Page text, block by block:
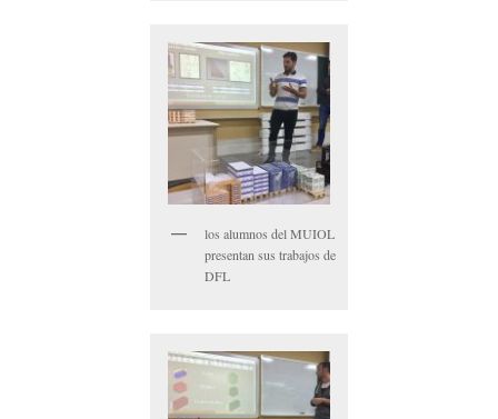
los alumnos del MUIOL
presentan sus trabajos de
DFL